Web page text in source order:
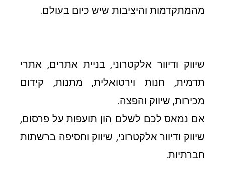
מהמתקדמות והיציבות שיש כיום בעולם.
שיווק ודיוור אלקטרוני, בניית אתרים, אתרי
תדמית, חנות וירטואלית, מתנות, קידום
מכירות, שיווק והפצה.
אם נמאס לכם לשלם הון תועפות על פרסום,
שיווק ודיוור אלקטרוני, שיווק וחסיפה ברשתות
חברתיות.